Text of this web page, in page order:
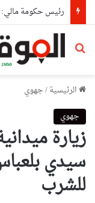
بحث عن
الرئيسية/جهوي
جهوي
زيارة
سيدي
للشرب